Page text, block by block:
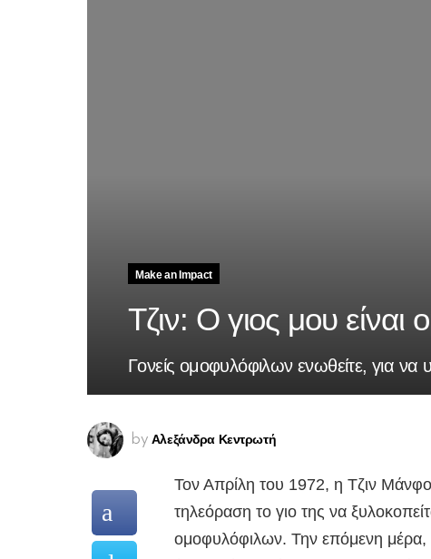
Make an Impact
Τζιν: Ο γιος μου
Γονείς ομοφυλόφιλων ενωθείτε, για να
by Αλεξάνδρα Κεντρωτή
Τον Απρίλη του 1972, η Τζιν
τηλεόραση το γιο της να
ομοφυλόφιλων. Την επόμενη μέρα,